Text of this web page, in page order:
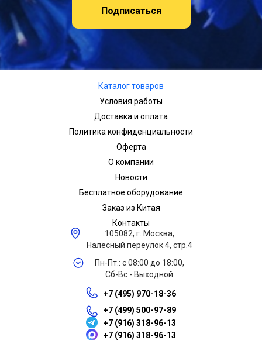
Подписаться
Каталог товаров
Условия работы
Доставка и оплата
Политика конфиденциальности
Оферта
О компании
Новости
Бесплатное оборудование
Заказ из Китая
Контакты
105082, г. Москва,
Налесный переулок 4, стр.4
Пн-Пт.: с 08:00 до 18:00,
Сб-Вс - Выходной
+7 (495) 970-18-36
+7 (499) 500-97-89
+7 (916) 318-96-13
+7 (916) 318-96-13